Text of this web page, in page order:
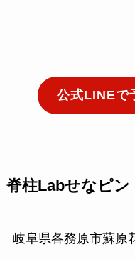
公式LINEで
脊柱Labせなピン
岐阜県各務原市蘇原